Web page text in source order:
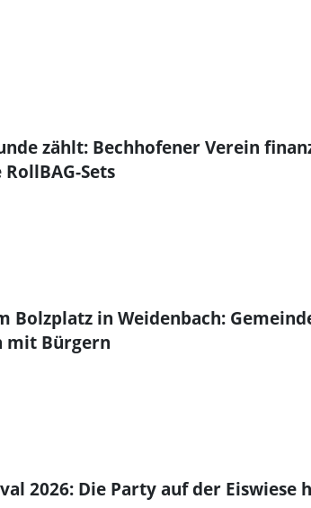
zählt: Bechhofener Verein
Sets
Bolzplatz in Weidenbach:
mit Bürgern
2026: Die Party auf der Eiswiese